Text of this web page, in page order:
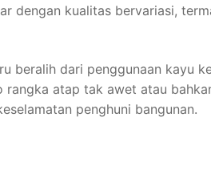
dengan kualitas bervariasi,
beralih dari penggunaan kayu
atap tak awet atau
penghuni bangunan.